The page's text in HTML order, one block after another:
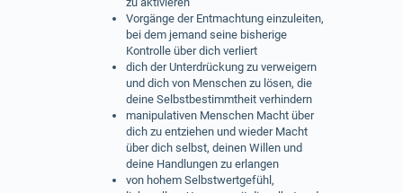
Vorgänge der Entmachtung einzuleiten,
bei dem jemand seine bisherige
Kontrolle über dich verliert
dich der Unterdrückung zu verweigern
und dich von Menschen zu lösen, die
deine Selbstbestimmtheit verhindern
manipulativen Menschen Macht über
dich zu entziehen und wieder Macht
über dich selbst, deinen Willen und
deine Handlungen zu erlangen
von hohem Selbstwertgefühl,